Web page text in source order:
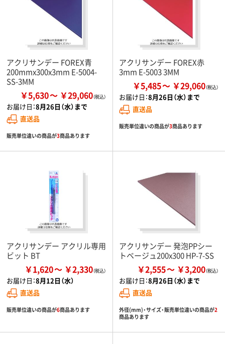
アクリサンデー FOREX青
200mmx300x3mm E-5004-
SS-3MM
￥5,630 ￥29,060
お届け日：8月26日（水）まで
直送品
販売単位違いの商品が3商品あります
アクリサンデー FOREX赤
3mm E-5003 3MM
￥5,485 ￥29,060
お届け日：8月26日（水）まで
直送品
販売単位違いの商品が3商品あります
アクリサンデー アクリル専用
ビット BT
￥1,620 ￥2,330
お届け日：8月12日（水）
直送品
販売単位違いの商品が6商品あります
アクリサンデー 発泡PPシー
トベージュ200x300 HP-7-SS
￥2,555 ￥3,200
お届け日：8月26日（水）まで
直送品
外径(mm)・サイズ・販売単位違いの商品が2
商品あります